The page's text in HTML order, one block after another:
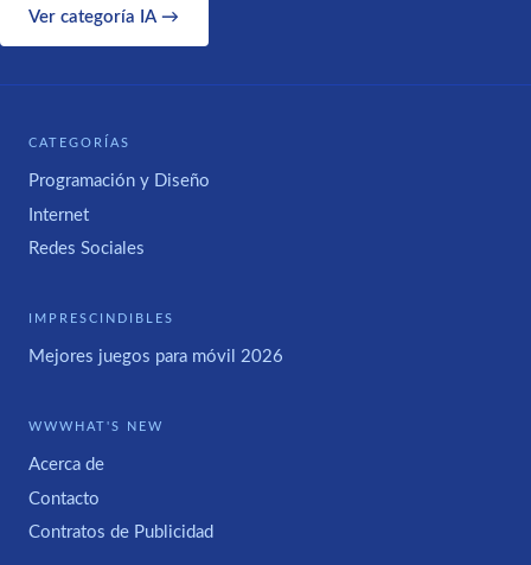
Ver categoría IA →
CATEGORÍAS
Programación y Diseño
Internet
Redes Sociales
IMPRESCINDIBLES
Mejores juegos para móvil 2026
WWWHAT'S NEW
Acerca de
Contacto
Contratos de Publicidad